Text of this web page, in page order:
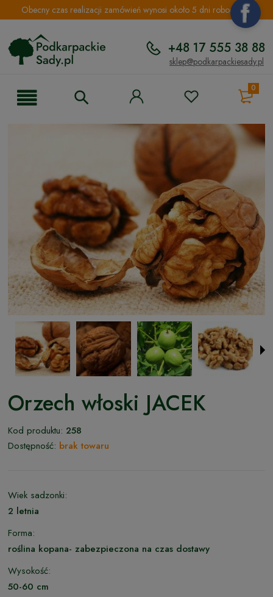
Obecny czas realizacji zamówień wynosi około 5 dni roboczych.
+48 17 555 38 88
sklep@podkarpackiesady.pl
0
Orzech włoski JACEK
Kod produktu: 258
Dostępność: brak towaru
Wiek sadzonki:
2 letnia
Forma:
roślina kopana- zabezpieczona na czas dostawy
Wysokość:
50-60 cm